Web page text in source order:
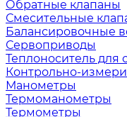
Обратные клапаны
Смесительные
Балансировочные
Сервоприводы
Теплоноситель для
Контрольно-
Манометры
Термоманометры
Термометры